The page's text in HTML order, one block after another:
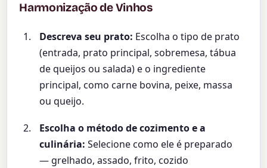
Harmonização de Vinhos
Descreva seu prato: Escolha o tipo de prato
(entrada, prato principal, sobremesa, tábua
de queijos ou salada) e o ingrediente
principal, como carne bovina, peixe, massa
ou queijo.
Escolha o método de cozimento e a
culinária: Selecione como ele é preparado
— grelhado, assado, frito, cozido